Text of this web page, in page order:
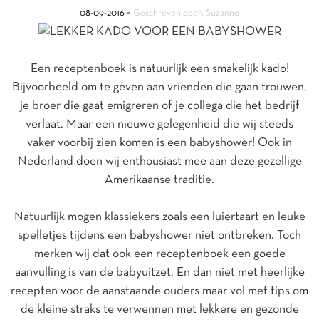
08-09-2016 - Geschreven door: Suzanne
Een receptenboek is natuurlijk een smakelijk kado!
Bijvoorbeeld om te geven aan vrienden die gaan trouwen,
je broer die gaat emigreren of je collega die het bedrijf
verlaat. Maar een nieuwe gelegenheid die wij steeds
vaker voorbij zien komen is een babyshower! Ook in
Nederland doen wij enthousiast mee aan deze gezellige
Amerikaanse traditie.
Natuurlijk mogen klassiekers zoals een luiertaart en leuke
spelletjes tijdens een babyshower niet ontbreken. Toch
merken wij dat ook een receptenboek een goede
aanvulling is van de babyuitzet. En dan niet met heerlijke
recepten voor de aanstaande ouders maar vol met tips om
de kleine straks te verwennen met lekkere en gezonde